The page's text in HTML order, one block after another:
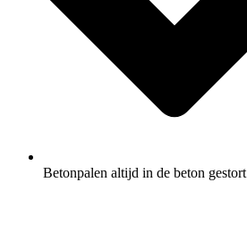
Betonpalen altijd in de beton gestort